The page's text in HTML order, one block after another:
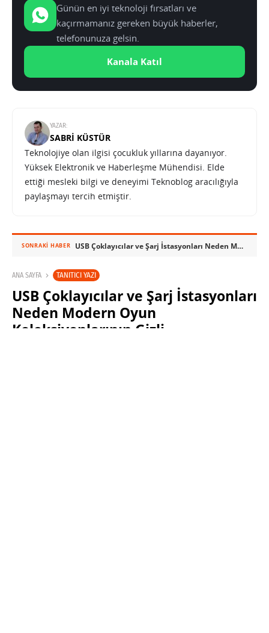
Günün en iyi teknoloji fırsatları ve
kaçırmamanız gereken büyük haberler,
telefonunuza gelsin.
Kanala Katıl
YAZAR:
SABRI KÜSTÜR
Teknolojiye olan ilgisi çocukluk yıllarına dayanıyor.
Yüksek Elektronik ve Haberleşme Mühendisi. Elde
ettiği mesleki bilgi ve deneyimi Teknoblog aracılığıyla
paylaşmayı tercih etmiştir.
SONRAKI HABER USB Çoklayıcılar ve Şarj İstasyonları Neden Modern Oyun Koleksiyonlarının Gizli Kahramanları?
ANA SAYFA TANITICI YAZI
USB Çoklayıcılar ve Şarj İstasyonları
Neden Modern Oyun
Koleksiyonlarının Gizli